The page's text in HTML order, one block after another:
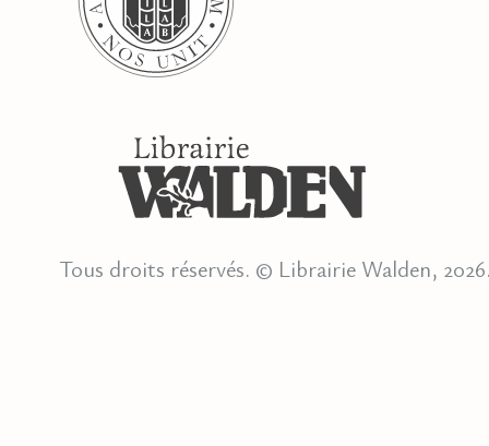
Tous droits réservés. © Librairie Walden,